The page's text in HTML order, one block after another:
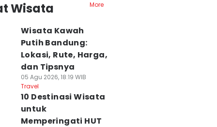
Wisata
More
Wisata Kawah
Putih Bandung:
Lokasi, Rute, Harga,
dan Tipsnya
05 Agu 2026, 18:19 WIB
Travel
10 Destinasi Wisata
untuk
Memperingati HUT